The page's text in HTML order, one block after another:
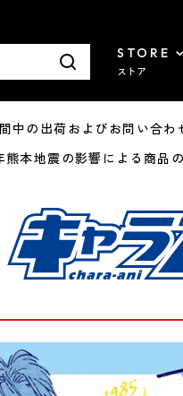
STORE
ストア
の出荷およびお問い合わ
本地震の影響による商品